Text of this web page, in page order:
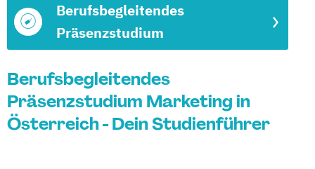
Berufsbegleitendes
Präsenzstudium
Berufsbegleitendes
Präsenzstudium Marketing in
Österreich - Dein Studienführer